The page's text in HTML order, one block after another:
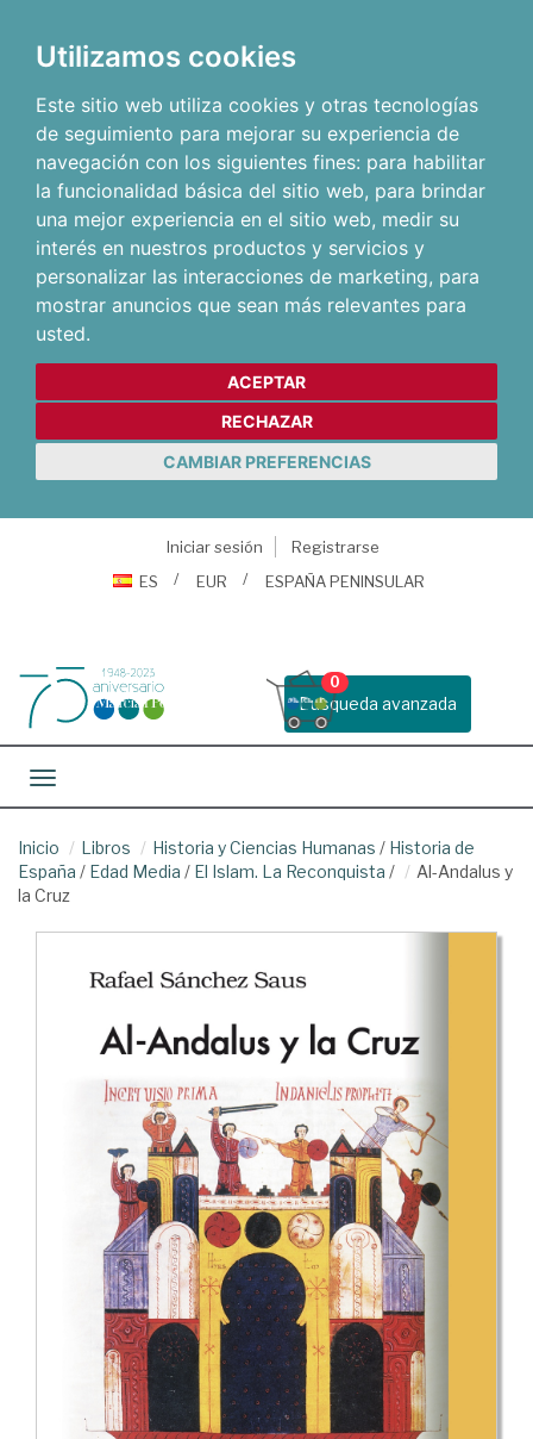
Utilizamos cookies
Este sitio web utiliza cookies y otras tecnologías
de seguimiento para mejorar su experiencia de
navegación con los siguientes fines: para habilitar
la funcionalidad básica del sitio web, para brindar
una mejor experiencia en el sitio web, medir su
interés en nuestros productos y servicios y
personalizar las interacciones de marketing, para
mostrar anuncios que sean más relevantes para
usted.
ACEPTAR
RECHAZAR
CAMBIAR PREFERENCIAS
Iniciar sesión
Registrarse
ES
EUR ESPAÑA PENINSULAR
Busqueda avanzada
0
Toggle navigation
Inicio Libros Historia y Ciencias Humanas / Historia de
España / Edad Media / El Islam. La Reconquista /
Al-Andalus y
la Cruz